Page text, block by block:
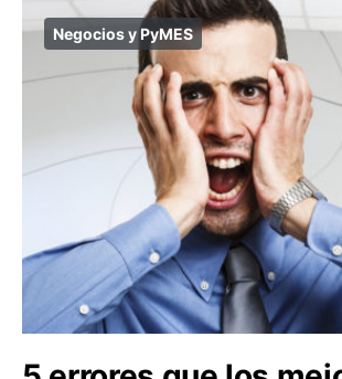
Negocios y PyMES